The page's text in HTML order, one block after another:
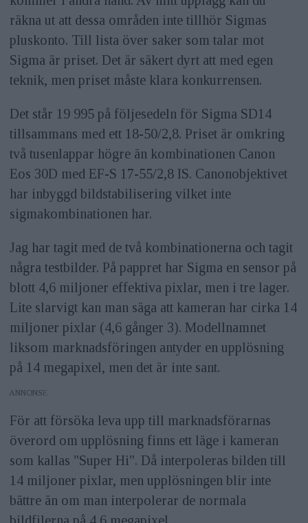
räkna ut att dessa områden inte tillhör Sigmas
pluskonto. Till lista över saker som talar mot
Sigma är priset. Det är säkert dyrt att med egen
teknik, men priset måste klara konkurrensen.
Det står 19 995 på följesedeln för Sigma SD14
tillsammans med ett 18-50/2,8. Priset är omkring
två tusenlappar högre än kombinationen Canon
Eos 30D med EF-S 17-55/2,8 IS. Canonobjektivet
har inbyggd bildstabilisering vilket inte
sigmakombinationen har.
Jag har tagit med de två kombinationerna och tagit
några testbilder. På pappret har Sigma en sensor på
blott 4,6 miljoner effektiva pixlar, men i tre lager.
Lite slarvigt kan man säga att kameran har cirka 14
miljoner pixlar (4,6 gånger 3). Modellnamnet
liksom marknadsföringen antyder en upplösning
på 14 megapixel, men det är inte sant.
ANNONS
För att försöka leva upp till marknadsförarnas
överord om upplösning finns ett läge i kameran
som kallas "Super Hi". Då interpoleras bilden till
14 miljoner pixlar, men upplösningen blir inte
bättre än om man interpolerar de normala